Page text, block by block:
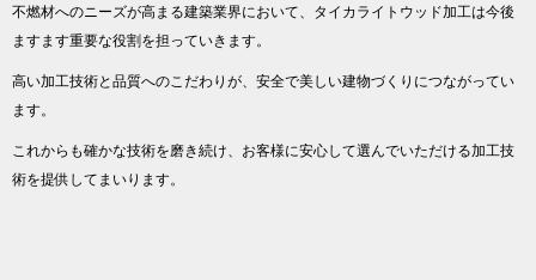
不燃材へのニーズが高まる建築業界において、タイカライトウッド加工は今後
ますます重要な役割を担っていきます。
高い加工技術と品質へのこだわりが、安全で美しい建物づくりにつながってい
ます。
これからも確かな技術を磨き続け、お客様に安心して選んでいただける加工技
術を提供してまいります。